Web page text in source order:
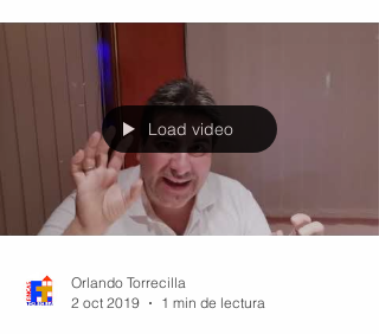
Load video
Orlando Torrecilla
2 oct 2019
1 min de lectura